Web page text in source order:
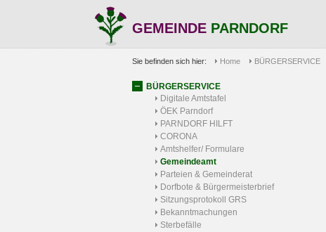
GEMEINDE PARNDORF
Sie befinden sich hier: Home BÜRGERSERVICE
BÜRGERSERVICE
Digitale Amtstafel
ÖEK Parndorf
PARNDORF HILFT
CORONA
Amtshelfer/ Formulare
Gemeindeamt
Parteien & Gemeinderat
Dorfbote & Bürgermeisterbrief
Sitzungsprotokoll GRS
Bekanntmachungen
Sterbefälle